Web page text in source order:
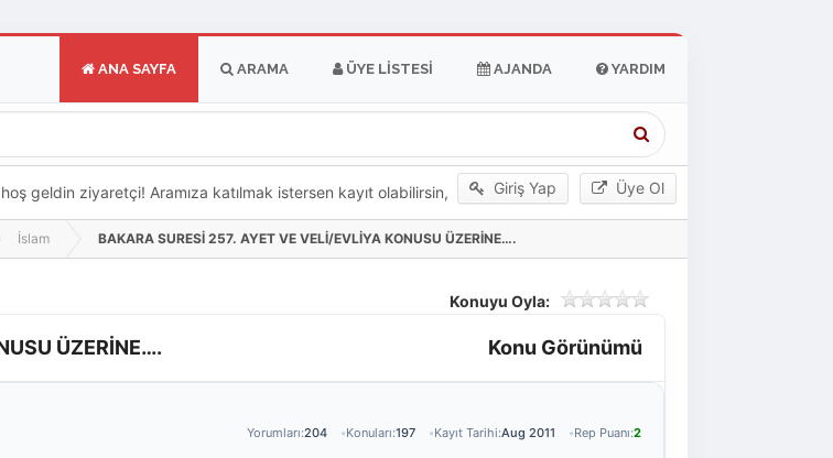
ANA SAYFA ARAMA ÜYE LISTESI AJANDA YARDIM
Giriş Yap Üye Ol
geldin ziyaretçi! Aramıza katılmak istersen kayıt olabilirsin,
İslam BAKARA SURESİ 257. AYET VE VELİ/EVLİYA KONUSU ÜZERİNE….
Konuyu Oyla:
Konu Görünümü
ÜZERİNE….
Yorumları:204 Konuları:197 Kayıt Tarihi:Aug 2011 Rep Puanı:2